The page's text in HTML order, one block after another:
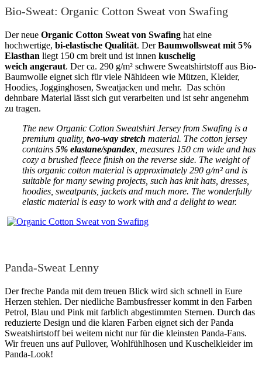
Bio-Sweat: Organic Cotton Sweat von Swafing
Der neue Organic Cotton Sweat von Swafing hat eine
hochwertige, bi-elastische Qualität. DerBaumwollsweat mit 5%
Elasthan liegt 150 cm breit und ist innen kuschelig
weich angeraut. Der ca. 290 g/m² schwere Sweatshirtstoff aus Bio-
Baumwolle eignet sich für viele Nähideen wie Mützen, Kleider,
Hoodies, Jogginghosen, Sweatjacken und mehr. Das schön
dehnbare Material lässt sich gut verarbeiten und ist sehr angenehm
zu tragen.
The new Organic Cotton Sweatshirt Jersey from Swafing is a
premium quality, two-way stretch material. The cotton jersey
contains 5% elastane/spandex , measures 150 cm wide and has
cozy a brushed fleece finish on the reverse side. The weight of
this organic cotton material is approximately 290 g/m² and is
suitable for many sewing projects, such has knit hats, dresses,
hoodies, sweatpants, jackets and much more. The wonderfully
elastic material is easy to work with and a delight to wear.
Panda-Sweat Lenny
Der freche Panda mit dem treuen Blick wird sich schnell in Eure
Herzen stehlen. Der niedliche Bambusfresser kommt in den Farben
Petrol, Blau und Pink mit farblich abgestimmten Sternen. Durch das
reduzierte Design und die klaren Farben eignet sich der Panda
Sweatshirtstoff bei weitem nicht nur für die kleinsten Panda-Fans.
Wir freuen uns auf Pullover, Wohlfühlhosen und Kuschelkleider im
Panda-Look!